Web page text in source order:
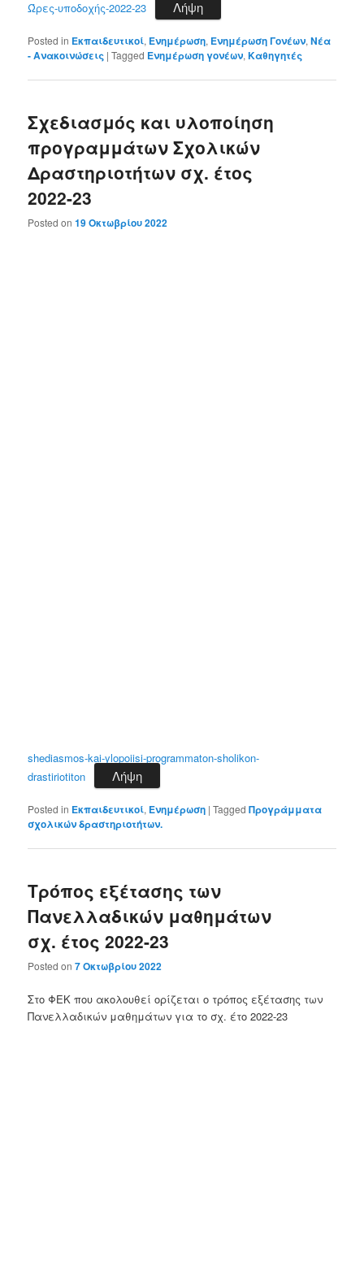
Ώρες-υποδοχής-2022-23 Λήψη
Posted in Εκπαιδευτικοί, Ενημέρωση, Ενημέρωση Γονέων,Νέα
- Ανακοινώσεις |Tagged Ενημέρωση γονέων,Καθηγητές
Σχεδιασμός και υλοποίηση
προγραμμάτων Σχολικών
Δραστηριοτήτων σχ. έτος
2022-23
Posted on19 Οκτωβρίου 2022
shediasmos-kai-ylopoiisi-programmaton-sholikon-
drastiriotiton
Λήψη
Posted in Εκπαιδευτικοί, Ενημέρωση |Tagged Προγράμματα
σχολικών δραστηριοτήτων.
Τρόπος εξέτασης των
Πανελλαδικών μαθημάτων
σχ. έτος 2022-23
Posted on7 Οκτωβρίου 2022
Στο ΦΕΚ που ακολουθεί ορίζεται ο τρόπος εξέτασης των
Πανελλαδικών μαθημάτων για το σχ. έτο 2022-23